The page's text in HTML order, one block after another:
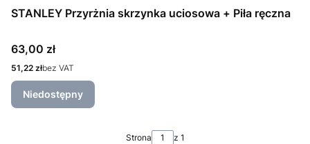
STANLEY Przyrżnia skrzynka uciosowa + Piła ręczna
Cena
63,00 zł
Cena
51,22 złbez VAT
Niedostępny
Strona z 1